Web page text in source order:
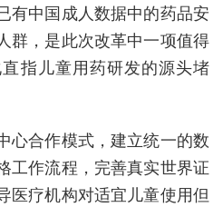
有中国成人数据中的药品安
群，是此次改革中一项值得
指儿童用药研发的源头堵
心合作模式，建立统一的数
工作流程，完善真实世界证
医疗机构对适宜儿童使用但